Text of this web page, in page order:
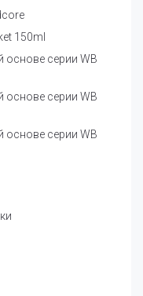
150ml
основе серии WB
основе серии WB
основе серии WB